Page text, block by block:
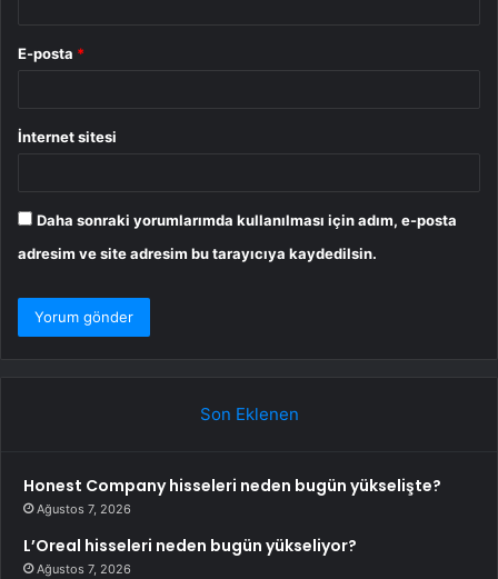
E-posta *
İnternet sitesi
Daha sonraki yorumlarımda kullanılması için adım, e-posta
adresim ve site adresim bu tarayıcıya kaydedilsin.
Son Eklenen
Honest Company hisseleri neden bugün yükselişte?
Ağustos 7, 2026
L’Oreal hisseleri neden bugün yükseliyor?
Ağustos 7, 2026